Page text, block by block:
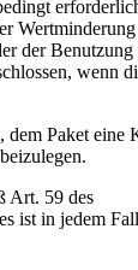
der
wenn
Paket eine
Art. 59 des
ist in jedem